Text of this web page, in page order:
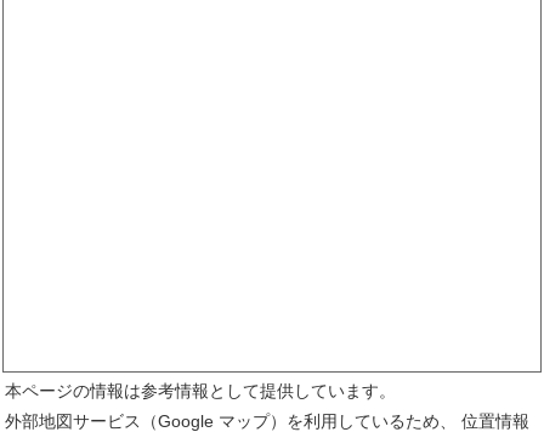
本ページの情報は参考情報として提供しています。
外部地図サービス（Google マップ）を利用しているため、 位置情報